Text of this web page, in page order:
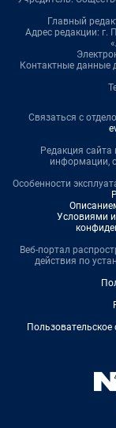
Главный
Адрес редакции: г.
Контактные данные
Связаться с
Редакция сайта
информации,
Особенности
Условиями
Веб-портал
действия по